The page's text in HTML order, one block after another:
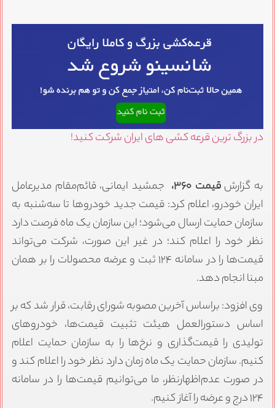
در بزرگ ترین قرعه کشی های ایران شرکت کنید!
به گزارش قیمت ۳۶۰،
جمشید ایمانی، قائم‌مقام مدیرعامل
ایران‌ خودرو، اعلام کرد: قیمت‌ جدید خودروها تا سه‌شنبه به
سازمان حمایت ارسال می‌شود؛ این سازمان یک ماه فرصت دارد
نظر خود را اعلام کند؛ در غیر این صورت، شرکت می‌تواند
قیمت‌ها را در سامانه ۱۲۴ ثبت و عرضه محصولات را بر همان
مبنا انجام دهد.
وی افزود: براساس آخرین مصوبه شورای رقابت، قرار شد که بر
اساس دستورالعمل هیئت تثبیت قیمت‌ها، خودروهای
تولیدی را قیمت‌گذاری و نرخ‌ها را به سازمان حمایت اعلام
کنیم. سازمان حمایت یک ماه زمان دارد نظر خود را اعلام کند و
در صورت عدم‌اظهارنظر، ما می‌توانیم قیمت‌ها را در سامانه
۱۲۴ درج و عرضه را آغاز کنیم.